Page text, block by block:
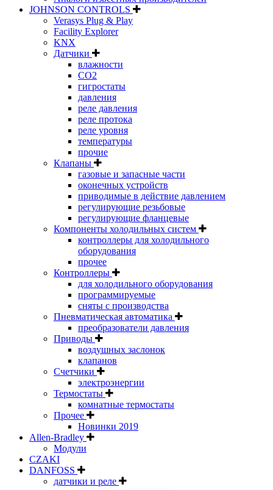
JOHNSON CONTROLS
Verasys Plug & Play
Facility Explorer
KNX
Датчики
влажности
CO2
гигростаты
давления
реле давления
реле протока
реле уровня
температуры
прочие
Клапаны
газовые и запасные части
оконечных устройств
приводимые в действие давлением
регулирующие резьбовые
регулирующие фланцевые
Компоненты холодильных систем
контроллеры для холодильного
оборудования
прочее
Контроллеры
для холодильного оборудования
программируемые
сняты с производства
Пневматическая автоматика
преобразователи давления
Приводы
воздушных заслонок
клапанов
Счетчики
электроэнергии
Термостаты
комнатные термостаты
Прочее
Новинки 2019
Allen-Bradley
Модули
CZAKI
DANFOSS
датчики и реле